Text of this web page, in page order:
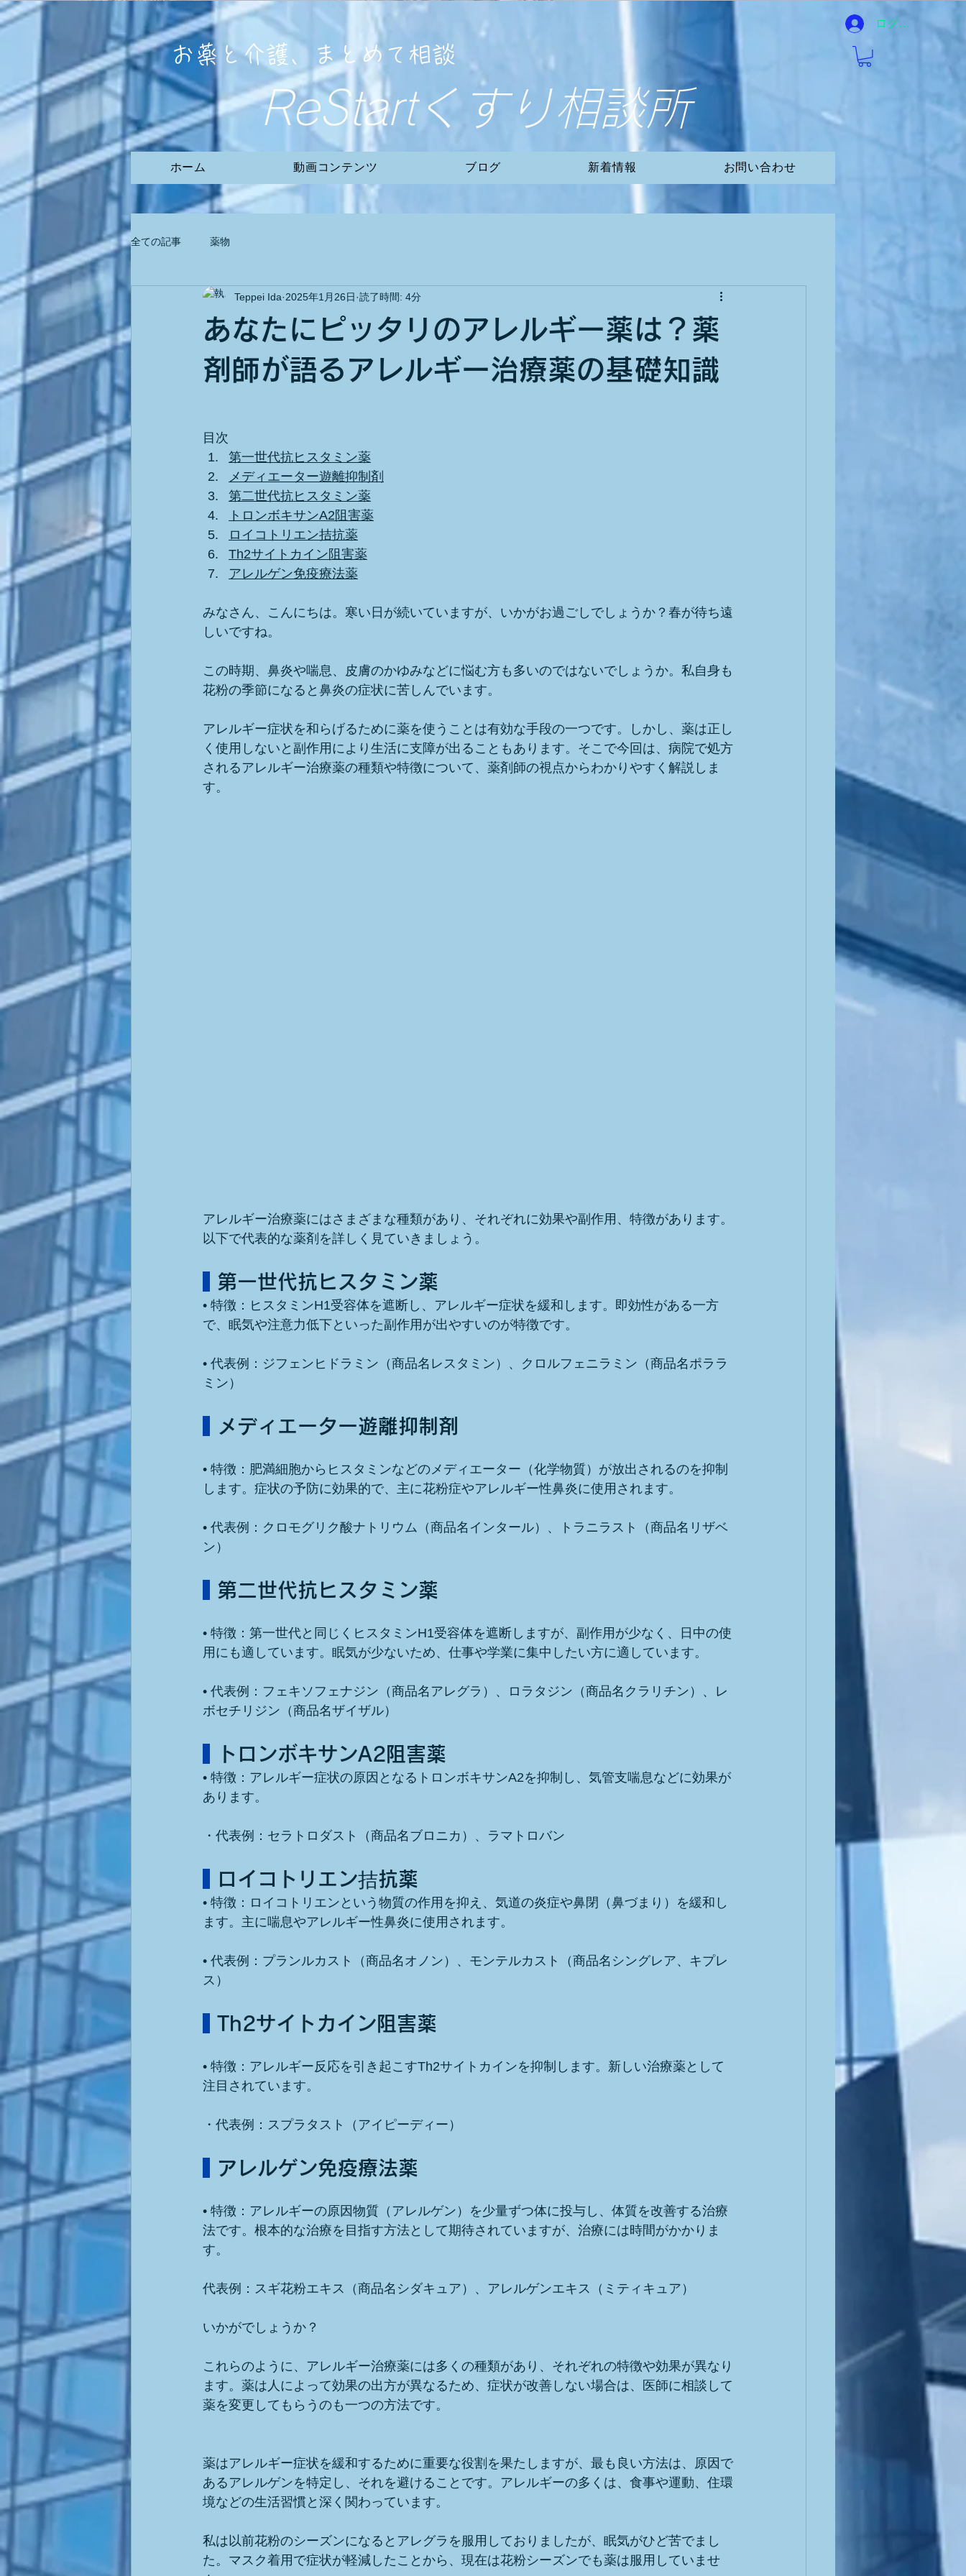
ログイン
お薬と介護、まとめて相談
ReStartくすり相談所
ホーム 動画コンテンツ ブログ 新着情報 お問い合わせ
全ての記事 薬物
あなたにピッタリのアレルギー薬は？薬
剤師が語るアレルギー治療薬の基礎知識
Teppei Ida 2025年1月26日 読了時間: 4分
目次
第一世代抗ヒスタミン薬
メディエーター遊離抑制剤
第二世代抗ヒスタミン薬
トロンボキサンA2阻害薬
ロイコトリエン拮抗薬
Th2サイトカイン阻害薬
アレルゲン免疫療法薬
みなさん、こんにちは。寒い日が続いていますが、いかがお過ごしでしょうか？春が待ち遠
しいですね。
この時期、鼻炎や喘息、皮膚のかゆみなどに悩む方も多いのではないでしょうか。私自身も
花粉の季節になると鼻炎の症状に苦しんでいます。
アレルギー症状を和らげるために薬を使うことは有効な手段の一つです。しかし、薬は正し
く使用しないと副作用により生活に支障が出ることもあります。そこで今回は、病院で処方
されるアレルギー治療薬の種類や特徴について、薬剤師の視点からわかりやすく解説しま
す。
アレルギー治療薬にはさまざまな種類があり、それぞれに効果や副作用、特徴があります。
以下で代表的な薬剤を詳しく見ていきましょう。
第一世代抗ヒスタミン薬
• 特徴：ヒスタミンH1受容体を遮断し、アレルギー症状を緩和します。即効性がある一方
で、眠気や注意力低下といった副作用が出やすいのが特徴です。
• 代表例：ジフェンヒドラミン（商品名レスタミン）、クロルフェニラミン（商品名ポララ
ミン）
メディエーター遊離抑制剤
• 特徴：肥満細胞からヒスタミンなどのメディエーター（化学物質）が放出されるのを抑制
します。症状の予防に効果的で、主に花粉症やアレルギー性鼻炎に使用されます。
• 代表例：クロモグリク酸ナトリウム（商品名インタール）、トラニラスト（商品名リザベ
ン）
第二世代抗ヒスタミン薬
• 特徴：第一世代と同じくヒスタミンH1受容体を遮断しますが、副作用が少なく、日中の使
用にも適しています。眠気が少ないため、仕事や学業に集中したい方に適しています。
• 代表例：フェキソフェナジン（商品名アレグラ）、ロラタジン（商品名クラリチン）、レ
ボセチリジン（商品名ザイザル）
トロンボキサンA2阻害薬
• 特徴：アレルギー症状の原因となるトロンボキサンA2を抑制し、気管支喘息などに効果が
あります。
・代表例：セラトロダスト（商品名ブロニカ）、ラマトロバン
ロイコトリエン拮抗薬
• 特徴：ロイコトリエンという物質の作用を抑え、気道の炎症や鼻閉（鼻づまり）を緩和し
ます。主に喘息やアレルギー性鼻炎に使用されます。
• 代表例：プランルカスト（商品名オノン）、モンテルカスト（商品名シングレア、キプレ
ス）
Th2サイトカイン阻害薬
• 特徴：アレルギー反応を引き起こすTh2サイトカインを抑制します。新しい治療薬として
注目されています。
・代表例：スプラタスト（アイピーディー）
アレルゲン免疫療法薬
• 特徴：アレルギーの原因物質（アレルゲン）を少量ずつ体に投与し、体質を改善する治療
法です。根本的な治療を目指す方法として期待されていますが、治療には時間がかかりま
す。
代表例：スギ花粉エキス（商品名シダキュア）、アレルゲンエキス（ミティキュア）
いかがでしょうか？
これらのように、アレルギー治療薬には多くの種類があり、それぞれの特徴や効果が異なり
ます。薬は人によって効果の出方が異なるため、症状が改善しない場合は、医師に相談して
薬を変更してもらうのも一つの方法です。
薬はアレルギー症状を緩和するために重要な役割を果たしますが、最も良い方法は、原因で
あるアレルゲンを特定し、それを避けることです。アレルギーの多くは、食事や運動、住環
境などの生活習慣と深く関わっています。
私は以前花粉のシーズンになるとアレグラを服用しておりましたが、眠気がひど苦でまし
た。マスク着用で症状が軽減したことから、現在は花粉シーズンでも薬は服用していませ